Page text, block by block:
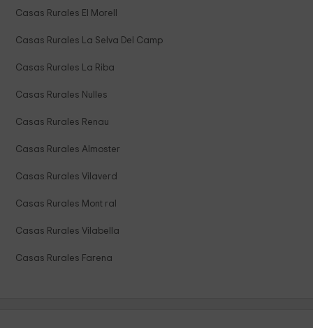
Casas Rurales El Morell
Casas Rurales La Selva Del Camp
Casas Rurales La Riba
Casas Rurales Nulles
Casas Rurales Renau
Casas Rurales Almoster
Casas Rurales Vilaverd
Casas Rurales Mont ral
Casas Rurales Vilabella
Casas Rurales Farena